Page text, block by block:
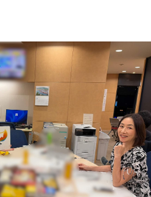
ですよ。もちろんね、当たり前
しますけれども、あの本も捨
ない。もうすべて。そのために
えば洋服なんかも捨てようか
一軍二軍制度っていうのを作っ
かったから、捨てるのはもった
入れといて、さらに1年着なかっ
れるところへ出そう。あるいは
てみない？とかで勧めるとかっ
太（くさなぎ・けんた）
ンタルケアカウンセラー。鑑定
件を超え、占いイベントやアプ
イベントMCや声優としての活動
頼も多い。
uranai.com/